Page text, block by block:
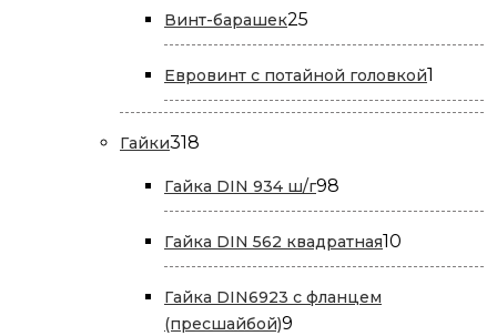
Винт-барашек25
товаров
Евровинт с потайной головкой1
товар
Гайки318
Гайка DIN 934 ш/г98
товаров
Гайка DIN 562 квадратная10
товаров
Гайка DIN6923 с фланцем
(пресшайбой)9